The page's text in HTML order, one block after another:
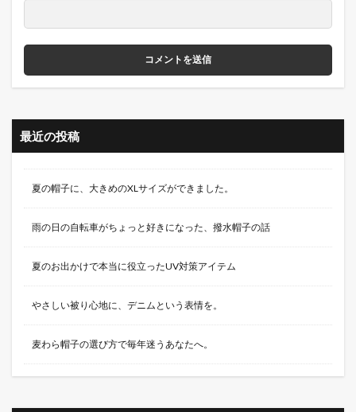
最近の投稿
夏の帽子に、大きめのXLサイズができました。
雨の日の自転車がちょっと好きになった、撥水帽子の話
夏のお出かけで本当に役立ったUV対策アイテム
やさしい被り心地に、デニムという表情を。
麦わら帽子の選び方で毎年迷うあなたへ。